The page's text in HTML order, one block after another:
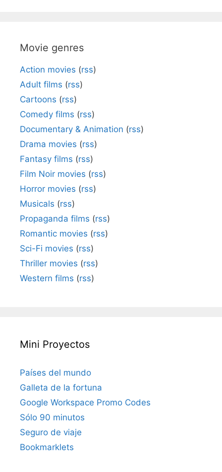
Movie genres
Action movies (rss)
Adult films (rss)
Cartoons (rss)
Comedy films (rss)
Documentary & Animation (rss)
Drama movies (rss)
Fantasy films (rss)
Film Noir movies (rss)
Horror movies (rss)
Musicals (rss)
Propaganda films (rss)
Romantic movies (rss)
Sci-Fi movies (rss)
Thriller movies (rss)
Western films (rss)
Mini Proyectos
Países del mundo
Galleta de la fortuna
Google Workspace Promo Codes
Sólo 90 minutos
Seguro de viaje
Bookmarklets